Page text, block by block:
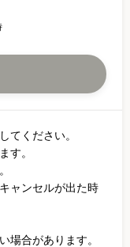
てください。
す。
ャンセルが出た時
場合があります。